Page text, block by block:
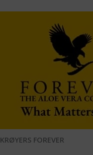
KRØYERS FOREVER